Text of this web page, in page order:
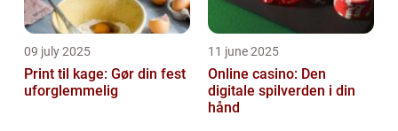
09 july 2025
Print til kage: Gør din fest
uforglemmelig
11 june 2025
Online casino: Den
digitale spilverden i din
hånd